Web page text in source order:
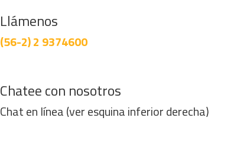
Llámenos
(56-2) 2 9374600
Chatee con nosotros
Chat en línea (ver esquina inferior derecha)